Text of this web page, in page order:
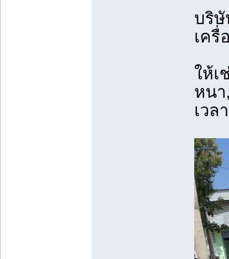
บริษั
เครื่
ให้เ
หนา
เวล